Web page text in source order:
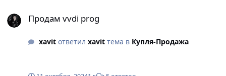
Продам vvdi prog
xavitответил xavitтема в Купля-Продажа